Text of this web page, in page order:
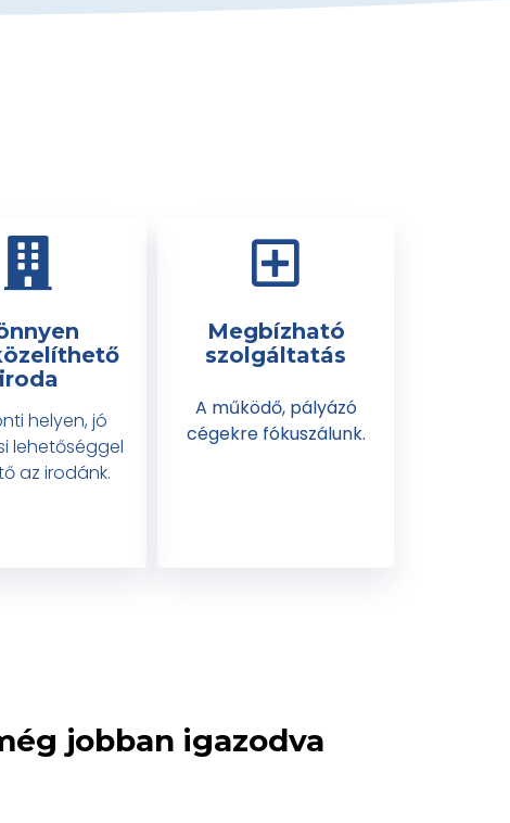
iroda
helyen, jó
lehetőséggel
az irodánk.
Megbízható
szolgáltatás
A működő, pályázó
cégekre fókuszálunk.
jobban igazodva